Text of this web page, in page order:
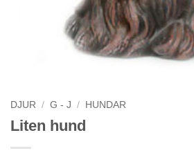
DJUR / G - J / HUNDAR
Liten hund